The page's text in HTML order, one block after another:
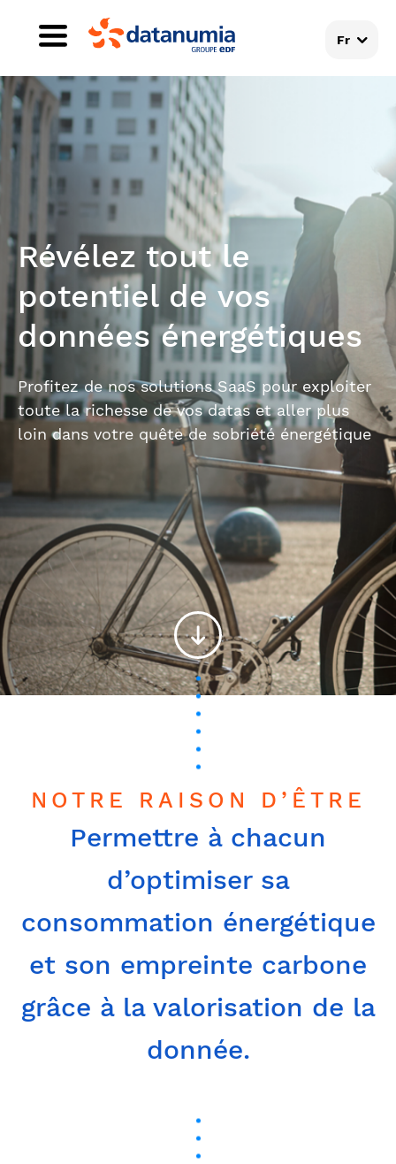
Fr
Révélez tout le
potentiel de vos
données énergétiques
Profitez de nos solutions SaaS pour exploiter
toute la richesse de vos datas et aller plus
loin dans votre quête de sobriété énergétique
NOTRE RAISON D’ÊTRE
Permettre à chacun
d’optimiser sa
consommation énergétique
et son empreinte carbone
grâce à la valorisation de la
donnée.